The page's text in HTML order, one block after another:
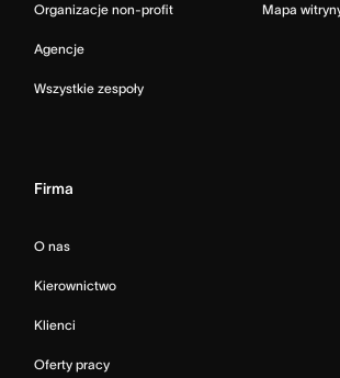
Organizacje non-profit
Agencje
Wszystkie zespoły
Mapa
Firma
O nas
Kierownictwo
Klienci
Oferty pracy